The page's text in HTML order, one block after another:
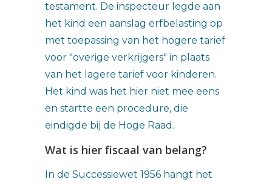
testament. De inspecteur legde aan
het kind een aanslag erfbelasting op
met toepassing van het hogere tarief
voor "overige verkrijgers" in plaats
van het lagere tarief voor kinderen.
Het kind was het hier niet mee eens
en startte een procedure, die
eindigde bij de Hoge Raad.
Wat is hier fiscaal van belang?
In de Successiewet 1956 hangt het